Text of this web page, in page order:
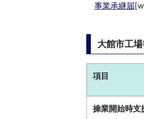
事業承継届
大館市工
項目
操業開始時支